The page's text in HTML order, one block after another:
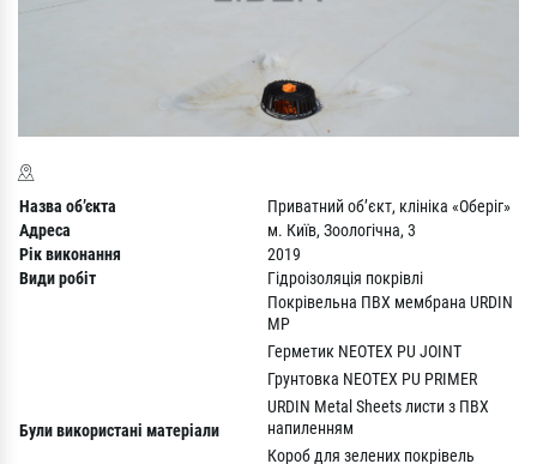
Назва об’єкта
Приватний об’єкт, клініка «Оберіг»
Адреса
м. Київ, Зоологічна, 3
Рік виконання
2019
Види робіт
Гідроізоляція покрівлі
Були використані матеріали
Покрівельна ПВХ мембрана URDIN
MP
Герметик NEOTEX PU JOINT
Грунтовка NEOTEX PU PRIMER
URDIN Metal Sheets листи з ПВХ
напиленням
Короб для зелених покрівель